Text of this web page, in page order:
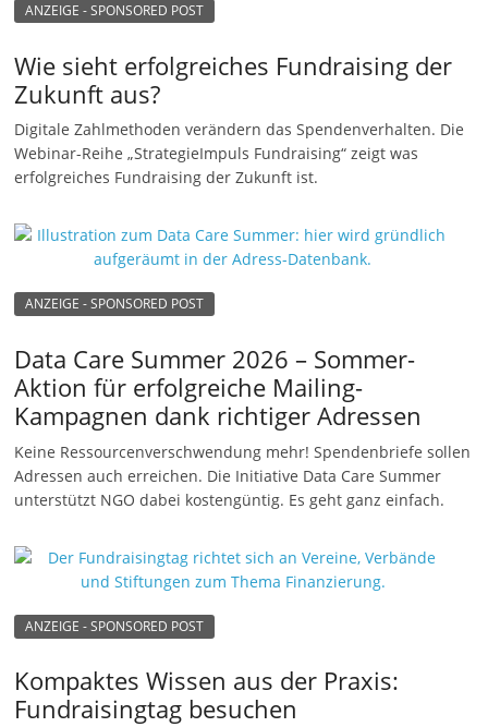
ANZEIGE - SPONSORED POST
Wie sieht erfolgreiches Fundraising der
Zukunft aus?
Digitale Zahlmethoden verändern das Spendenverhalten. Die
Webinar-Reihe „StrategieImpuls Fundraising“ zeigt was
erfolgreiches Fundraising der Zukunft ist.
ANZEIGE - SPONSORED POST
Data Care Summer 2026 – Sommer-
Aktion für erfolgreiche Mailing-
Kampagnen dank richtiger Adressen
Keine Ressourcenverschwendung mehr! Spendenbriefe sollen
Adressen auch erreichen. Die Initiative Data Care Summer
unterstützt NGO dabei kostengüntig. Es geht ganz einfach.
ANZEIGE - SPONSORED POST
Kompaktes Wissen aus der Praxis:
Fundraisingtag besuchen